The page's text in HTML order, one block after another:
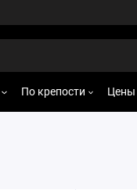
По крепости Цены